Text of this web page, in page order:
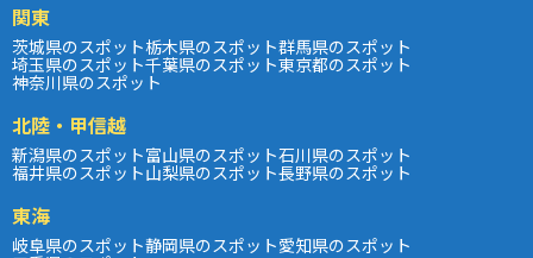
関東
茨城県のスポット栃木県のスポット群馬県のスポット
埼玉県のスポット千葉県のスポット東京都のスポット
神奈川県のスポット
北陸・甲信越
新潟県のスポット富山県のスポット石川県のスポット
福井県のスポット山梨県のスポット長野県のスポット
東海
岐阜県のスポット静岡県のスポット愛知県のスポット